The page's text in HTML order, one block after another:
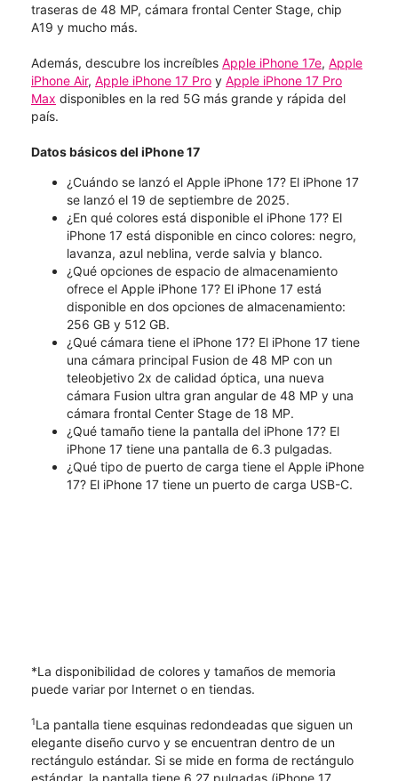
traseras de 48 MP, cámara frontal Center Stage, chip
A19 y mucho más.
Además, descubre los increíbles Apple iPhone 17e, Apple
iPhone Air, Apple iPhone 17 Pro y Apple iPhone 17 Pro
Max disponibles en la red 5G más grande y rápida del
país.
Datos básicos del iPhone 17
¿Cuándo se lanzó el Apple iPhone 17? El iPhone 17
se lanzó el 19 de septiembre de 2025.
¿En qué colores está disponible el iPhone 17? El
iPhone 17 está disponible en cinco colores: negro,
lavanza, azul neblina, verde salvia y blanco.
¿Qué opciones de espacio de almacenamiento
ofrece el Apple iPhone 17? El iPhone 17 está
disponible en dos opciones de almacenamiento:
256 GB y 512 GB.
¿Qué cámara tiene el iPhone 17? El iPhone 17 tiene
una cámara principal Fusion de 48 MP con un
teleobjetivo 2x de calidad óptica, una nueva
cámara Fusion ultra gran angular de 48 MP y una
cámara frontal Center Stage de 18 MP.
¿Qué tamaño tiene la pantalla del iPhone 17? El
iPhone 17 tiene una pantalla de 6.3 pulgadas.
¿Qué tipo de puerto de carga tiene el Apple iPhone
17? El iPhone 17 tiene un puerto de carga USB-C.
*La disponibilidad de colores y tamaños de memoria
puede variar por Internet o en tiendas.
1La pantalla tiene esquinas redondeadas que siguen un
elegante diseño curvo y se encuentran dentro de un
rectángulo estándar. Si se mide en forma de rectángulo